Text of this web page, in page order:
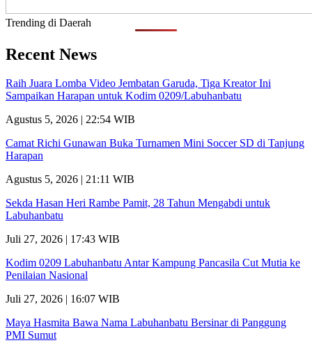
Trending di Daerah
Recent News
Raih Juara Lomba Video Jembatan Garuda, Tiga Kreator Ini
Sampaikan Harapan untuk Kodim 0209/Labuhanbatu
Agustus 5, 2026 | 22:54 WIB
Camat Richi Gunawan Buka Turnamen Mini Soccer SD di Tanjung
Harapan
Agustus 5, 2026 | 21:11 WIB
Sekda Hasan Heri Rambe Pamit, 28 Tahun Mengabdi untuk
Labuhanbatu
Juli 27, 2026 | 17:43 WIB
Kodim 0209 Labuhanbatu Antar Kampung Pancasila Cut Mutia ke
Penilaian Nasional
Juli 27, 2026 | 16:07 WIB
Maya Hasmita Bawa Nama Labuhanbatu Bersinar di Panggung
PMI Sumut